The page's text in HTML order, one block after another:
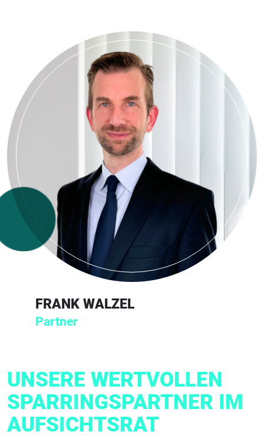
FRANK WALZEL
Partner
UNSERE WERTVOLLEN
SPARRINGSPARTNER IM
AUFSICHTSRAT